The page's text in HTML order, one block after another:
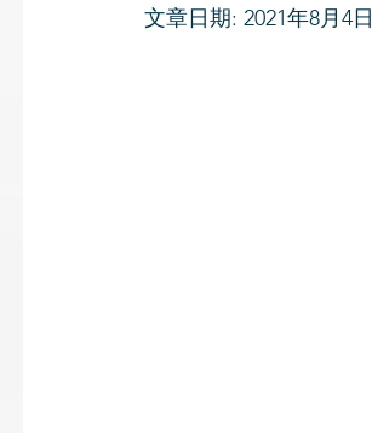
文章日期: 2021年8月4日